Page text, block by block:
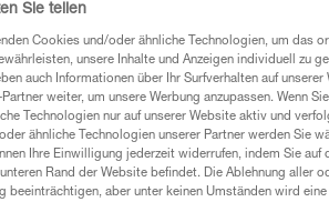
Der BAR-Bügel ist
um ihn unidirektional zu
Längsachse, beim
höhere Sicherheit, denn
aufgeschraubt werden,
Einen Händler finden
Sie teilen
Cookies und/oder ähnliche Technologien, um das
unsere Inhalte und Anzeigen individuell zu
auch Informationen über Ihr Surfverhalten auf unserer
weiter, um unsere Werbung anzupassen. Wenn
Technologien nur auf unserer Website aktiv und
ähnliche Technologien unserer Partner werden Sie
Ihre Einwilligung jederzeit widerrufen, indem Sie auf
Rand der Website befindet. Die Ablehnung aller
beeinträchtigen, aber unter keinen Umständen wird